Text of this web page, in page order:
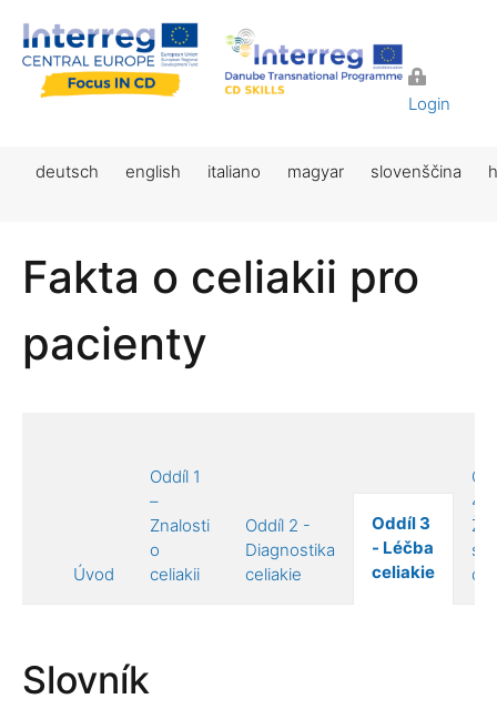
Login
deutsch english italiano magyar slovenščina
Fakta o celiakii pro
pacienty
Úvod
Oddíl 1
–
Znalosti
o
celiakii
Oddíl 2 -
Diagnostika
celiakie
Oddíl 3
- Léčba
celiakie
4 –
s
Slovník